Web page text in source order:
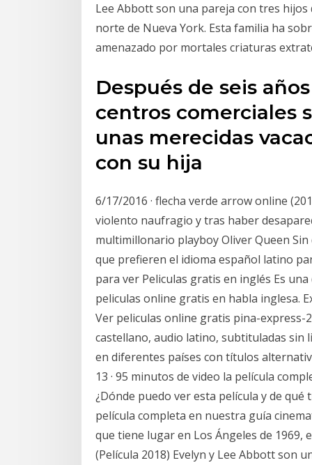
Lee Abbott son una pareja con tres
norte de Nueva York. Esta familia ha
amenazado por mortales criaturas
Después de seis
centros comerciales
unas merecidas
con su hija
6/17/2016 · flecha verde arrow online
violento naufragio y tras haber
multimillonario playboy Oliver Queen
que prefieren el idioma español latino
para ver Peliculas gratis en inglés Es
peliculas online gratis en habla inglesa.
Ver peliculas online gratis pina-express-
castellano, audio latino, subtituladas sin
en diferentes países con títulos
13 · 95 minutos de video la película
¿Dónde puedo ver esta película y de qué
película completa en nuestra guía
que tiene lugar en Los Ángeles de
(Película 2018) Evelyn y Lee Abbott son